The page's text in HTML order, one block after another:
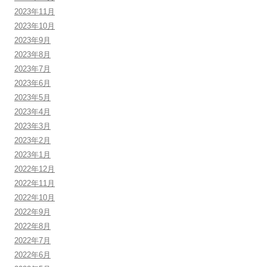
2023年11月
2023年10月
2023年9月
2023年8月
2023年7月
2023年6月
2023年5月
2023年4月
2023年3月
2023年2月
2023年1月
2022年12月
2022年11月
2022年10月
2022年9月
2022年8月
2022年7月
2022年6月